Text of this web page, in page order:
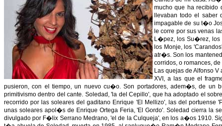
mucho que ha
llevaban todo el
impagable de su t�o
le corre por sus venas
L�pez, los Su�rez, los
los Monje, los
atr�s. Son los
corridos, o romances,
Las quejas de Alfonso
XVI, a las que el
pusieron, con el tiempo, un nuevo cu�o. Son portadores, adem�s, de
primitivismo dentro del cante. Soledad, 'la del Cepillo', que ha adoptado el
recorrido por las soleares del gaditano Enrique 'El Mellizo', las del
unas soleares apol�s de Enrique Ortega Feria, 'El Gordo'. Soledad cierra la
divulgado por F�lix Serrano Medrano, 'el de la Culqueja', en los a�os 1910.